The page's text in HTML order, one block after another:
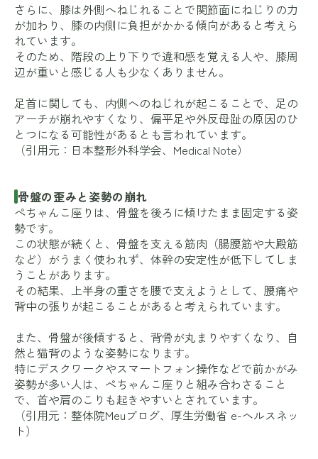
さらに、膝は外側へねじれることで関節面にねじりの力
が加わり、膝の内側に負担がかかる傾向があると考えら
れています。
そのため、階段の上り下りで違和感を覚える人や、膝周
辺が重いと感じる人も少なくありません。
足首に関しても、内側へのねじれが起こることで、足の
アーチが崩れやすくなり、偏平足や外反母趾の原因のひ
とつになる可能性があるとも言われています。
（引用元： 日本整形外科学会、 Medical Note）
骨盤の歪みと姿勢の崩れ
ぺちゃんこ座りは、骨盤を後ろに傾けたまま固定する姿
勢です。
この状態が続くと、骨盤を支える筋肉（腸腰筋や大殿筋
など）がうまく使われず、体幹の安定性が低下してしま
うことがあります。
その結果、上半身の重さを腰で支えようとして、腰痛や
背中の張りが起こることがあると考えられています。
また、骨盤が後傾すると、背骨が丸まりやすくなり、自
然と猫背のような姿勢になります。
特にデスクワークやスマートフォン操作などで前かがみ
姿勢が多い人は、ぺちゃんこ座りと組み合わさること
で、首や肩のこりも起きやすいとされています。
（引用元： 整体院Meuブログ、 厚生労働省 e-ヘルスネッ
ト）